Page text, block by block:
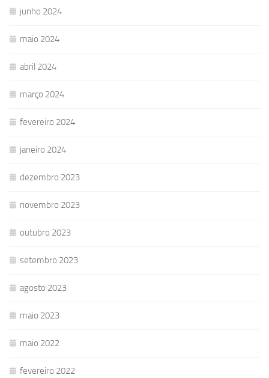
junho 2024
maio 2024
abril 2024
março 2024
fevereiro 2024
janeiro 2024
dezembro 2023
novembro 2023
outubro 2023
setembro 2023
agosto 2023
maio 2023
maio 2022
fevereiro 2022